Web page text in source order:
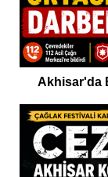
Akhisar'da